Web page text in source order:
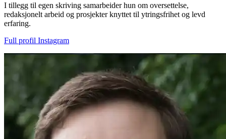
I tillegg til egen skriving samarbeider hun om oversettelse,
redaksjonelt arbeid og prosjekter knyttet til ytringsfrihet og levd
erfaring.
Full profil Instagram